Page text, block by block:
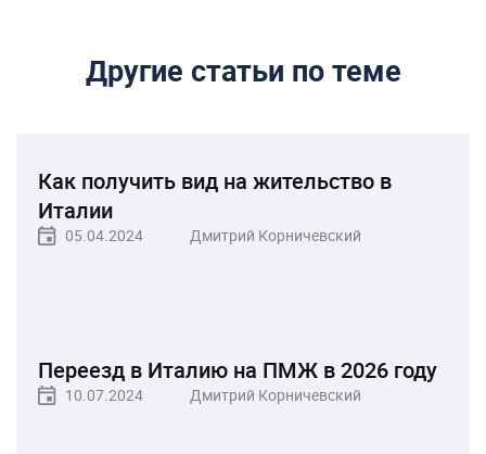
Другие статьи по теме
Как получить вид на жительство в
Италии
05.04.2024 Дмитрий Корничевский
Переезд в Италию на ПМЖ в 2026 году
10.07.2024 Дмитрий Корничевский